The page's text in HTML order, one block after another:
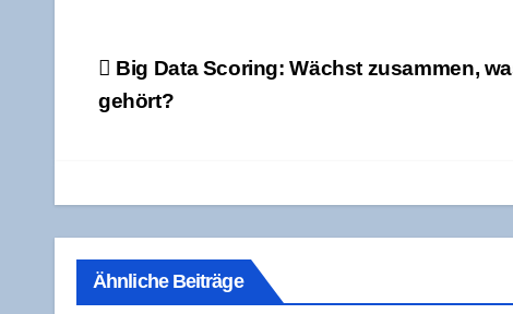
Beitragsnavigation
Big Data Scoring: Wächst zusam­men,
gehört?
Ähnliche Beiträge